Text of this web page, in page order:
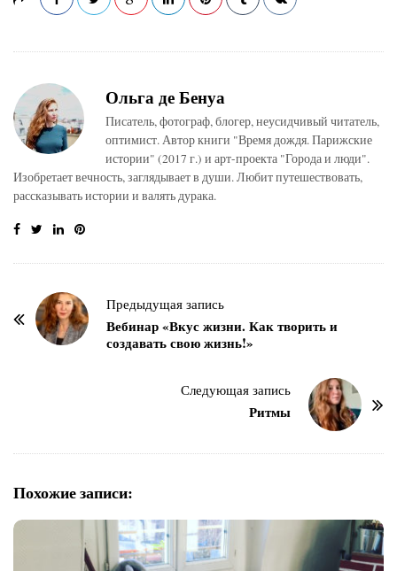
Ольга де Бенуа
Писатель, фотограф, блогер, неусидчивый читатель,
оптимист. Автор книги "Время дождя. Парижские
истории" (2017 г.) и арт-проекта "Города и люди".
Изобретает вечность, заглядывает в души. Любит путешествовать,
рассказывать истории и валять дурака.
Предыдущая запись
Вебинар «Вкус жизни. Как творить и
создавать свою жизнь!»
Следующая запись
Ритмы
Похожие записи: